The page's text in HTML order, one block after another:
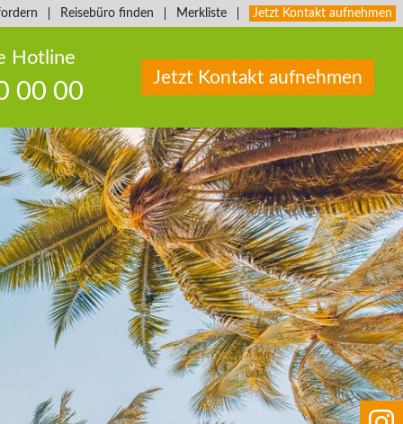
Reisebüro finden Merkliste Jetzt Kontakt aufnehmen
Hotline
00 00
Jetzt Kontakt aufnehmen